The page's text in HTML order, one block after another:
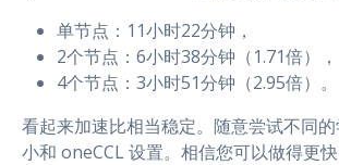
单节点：11小时22分钟，
2个节点：6小时38分钟（1.71倍），
4个节点：3小时51分钟（2.95倍）。
看起来加速比相当稳定。随意尝试不同
小和 oneCCL 设置。相信您可以做得更快